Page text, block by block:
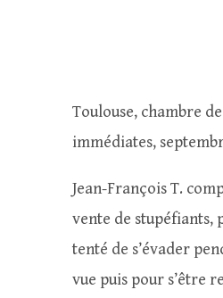
Toulouse, chambre
immédiates,
Jean-François T.
vente de stupéfiants,
tenté de s’évader
vue puis pour s’être